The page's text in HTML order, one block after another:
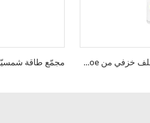
خزان ماء مضخة حرارة محترفة بمغلف خزفي من Micoe لنظام تسخين المياه